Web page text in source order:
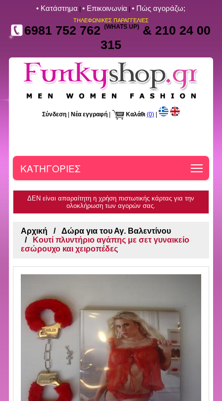
• Kατάστημα |• Επικοινωνία |• Πώς αγοράζω;
ΤΗΛΕΦΩΝΙΚΕΣ ΠΑΡΑΓΓΕΛΙΕΣ
6981 752 762(WHATS UP) & 210 24 00
315
Σύνδεση| Νέα εγγραφή| Καλάθι (0)|
ΚΑΤΗΓΟΡΙΕΣ
ΔΕΝ είναι απαραίτητη η χρήση πιστωτικής κάρτας για την
ολοκλήρωση των αγορών σας.
Αρχική
Δώρα για του Αγ. Βαλεντίνου
Κουτί πλυντήριο αγάπης με σετ γυναικείο
εσώρουχο και χειροπέδες